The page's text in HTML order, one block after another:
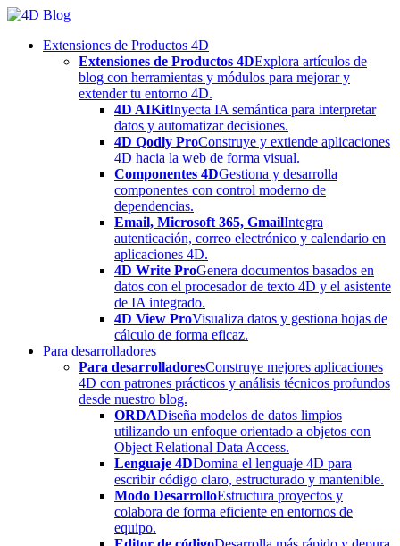
Skip
contentExtensiones de Productos 4D
Extensiones de Productos 4DExplora artículos de
blog con herramientas y módulos para mejorar y
extender tu entorno 4D.
4D AIKitInyecta IA semántica para interpretar
datos y automatizar decisiones.
4D Qodly ProConstruye y extiende aplicaciones
4D hacia la web de forma visual.
Componentes 4DGestiona y desarrolla
componentes con control moderno de
dependencias.
Email, Microsoft 365, GmailIntegra
autenticación, correo electrónico y calendario en
aplicaciones 4D.
4D Write ProGenera documentos basados en
datos con el procesador de texto 4D y el asistente
de IA integrado.
4D View ProVisualiza datos y gestiona hojas de
cálculo de forma eficaz.
Para desarrolladores
Para desarrolladoresConstruye mejores aplicaciones
4D con patrones prácticos y análisis técnicos profundos
desde nuestro blog.
ORDADiseña modelos de datos limpios
utilizando un enfoque orientado a objetos con
Object Relational Data Access.
Lenguaje 4DDomina el lenguaje 4D para
escribir código claro, estructurado y mantenible.
Modo DesarrolloEstructura proyectos y
colabora de forma eficiente en entornos de
equipo.